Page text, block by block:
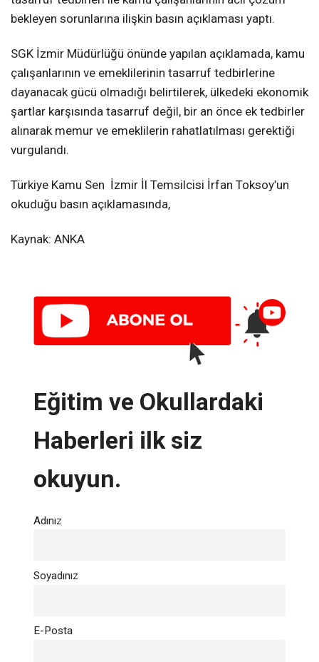
bekleyen sorunlarına ilişkin basın açıklaması yaptı.
SGK İzmir Müdürlüğü önünde yapılan açıklamada, kamu
çalışanlarının ve emeklilerinin tasarruf tedbirlerine
dayanacak gücü olmadığı belirtilerek, ülkedeki ekonomik
şartlar karşısında tasarruf değil, bir an önce ek tedbirler
alınarak memur ve emeklilerin rahatlatılması gerektiği
vurgulandı.
Türkiye Kamu Sen İzmir İl Temsilcisi İrfan Toksoy’un
okuduğu basın açıklamasında,
Kaynak: ANKA
Eğitim ve Okullardaki
Haberleri ilk siz
okuyun.
Adınız
Soyadınız
E-Posta